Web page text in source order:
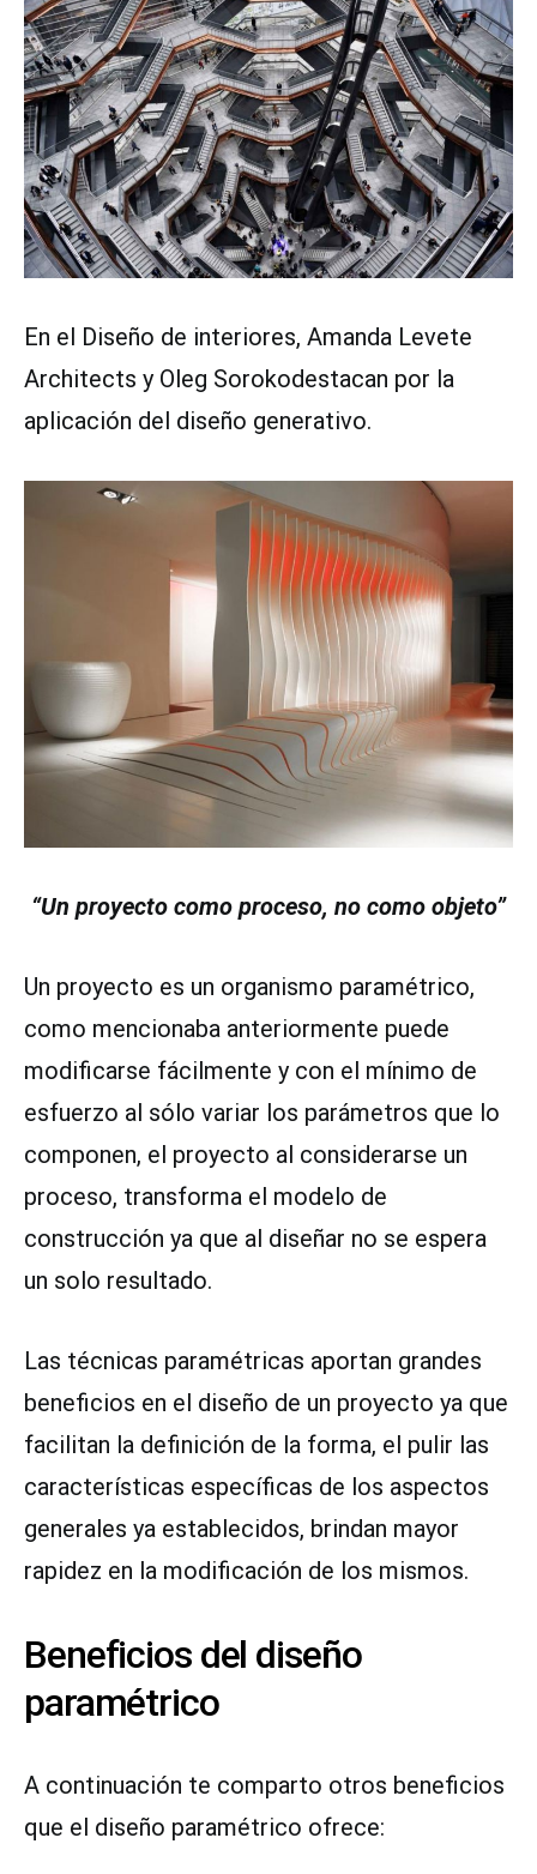
En el Diseño de interiores, Amanda Levete
Architects y Oleg Sorokodestacan por la
aplicación del diseño generativo.
“Un proyecto como proceso, no como objeto”
Un proyecto es un organismo paramétrico,
como mencionaba anteriormente puede
modificarse fácilmente y con el mínimo de
esfuerzo al sólo variar los parámetros que lo
componen, el proyecto al considerarse un
proceso, transforma el modelo de
construcción ya que al diseñar no se espera
un solo resultado.
Las técnicas paramétricas aportan grandes
beneficios en el diseño de un proyecto ya que
facilitan la definición de la forma, el pulir las
características específicas de los aspectos
generales ya establecidos, brindan mayor
rapidez en la modificación de los mismos.
Beneficios del diseño
paramétrico
A continuación te comparto otros beneficios
que el diseño paramétrico ofrece: